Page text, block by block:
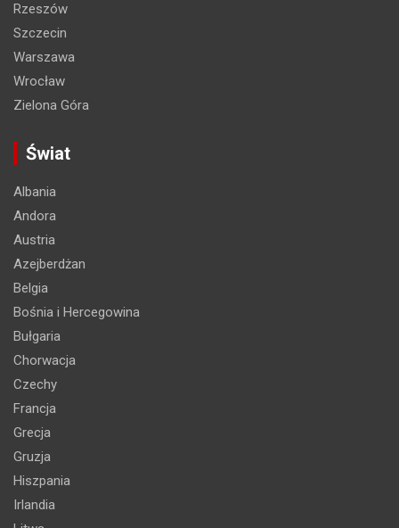
Rzeszów
Szczecin
Warszawa
Wrocław
Zielona Góra
Świat
Albania
Andora
Austria
Azejberdżan
Belgia
Bośnia i Hercegowina
Bułgaria
Chorwacja
Czechy
Francja
Grecja
Gruzja
Hiszpania
Irlandia